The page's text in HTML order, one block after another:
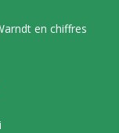
en chiffres